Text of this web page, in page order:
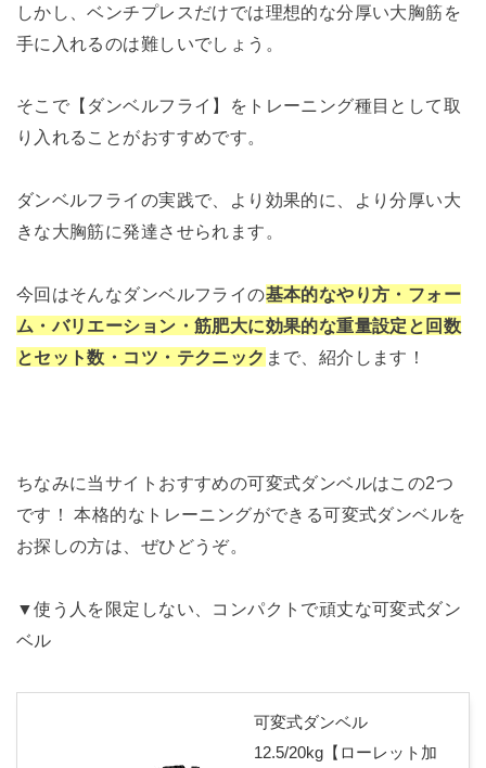
しかし、ベンチプレスだけでは理想的な分厚い大胸筋を
手に入れるのは難しいでしょう。
そこで【ダンベルフライ】をトレーニング種目として取
り入れることがおすすめです。
ダンベルフライの実践で、より効果的に、より分厚い大
きな大胸筋に発達させられます。
今回はそんなダンベルフライの基本的なやり方・フォー
ム・バリエーション・筋肥大に効果的な重量設定と回数
とセット数・コツ・テクニック まで、紹介します！
ちなみに当サイトおすすめの可変式ダンベルはこの2つ
です！ 本格的なトレーニングができる可変式ダンベルを
お探しの方は、ぜひどうぞ。
▼使う人を限定しない、コンパクトで頑丈な可変式ダン
ベル
可変式ダンベル
12.5/20kg【ローレット加